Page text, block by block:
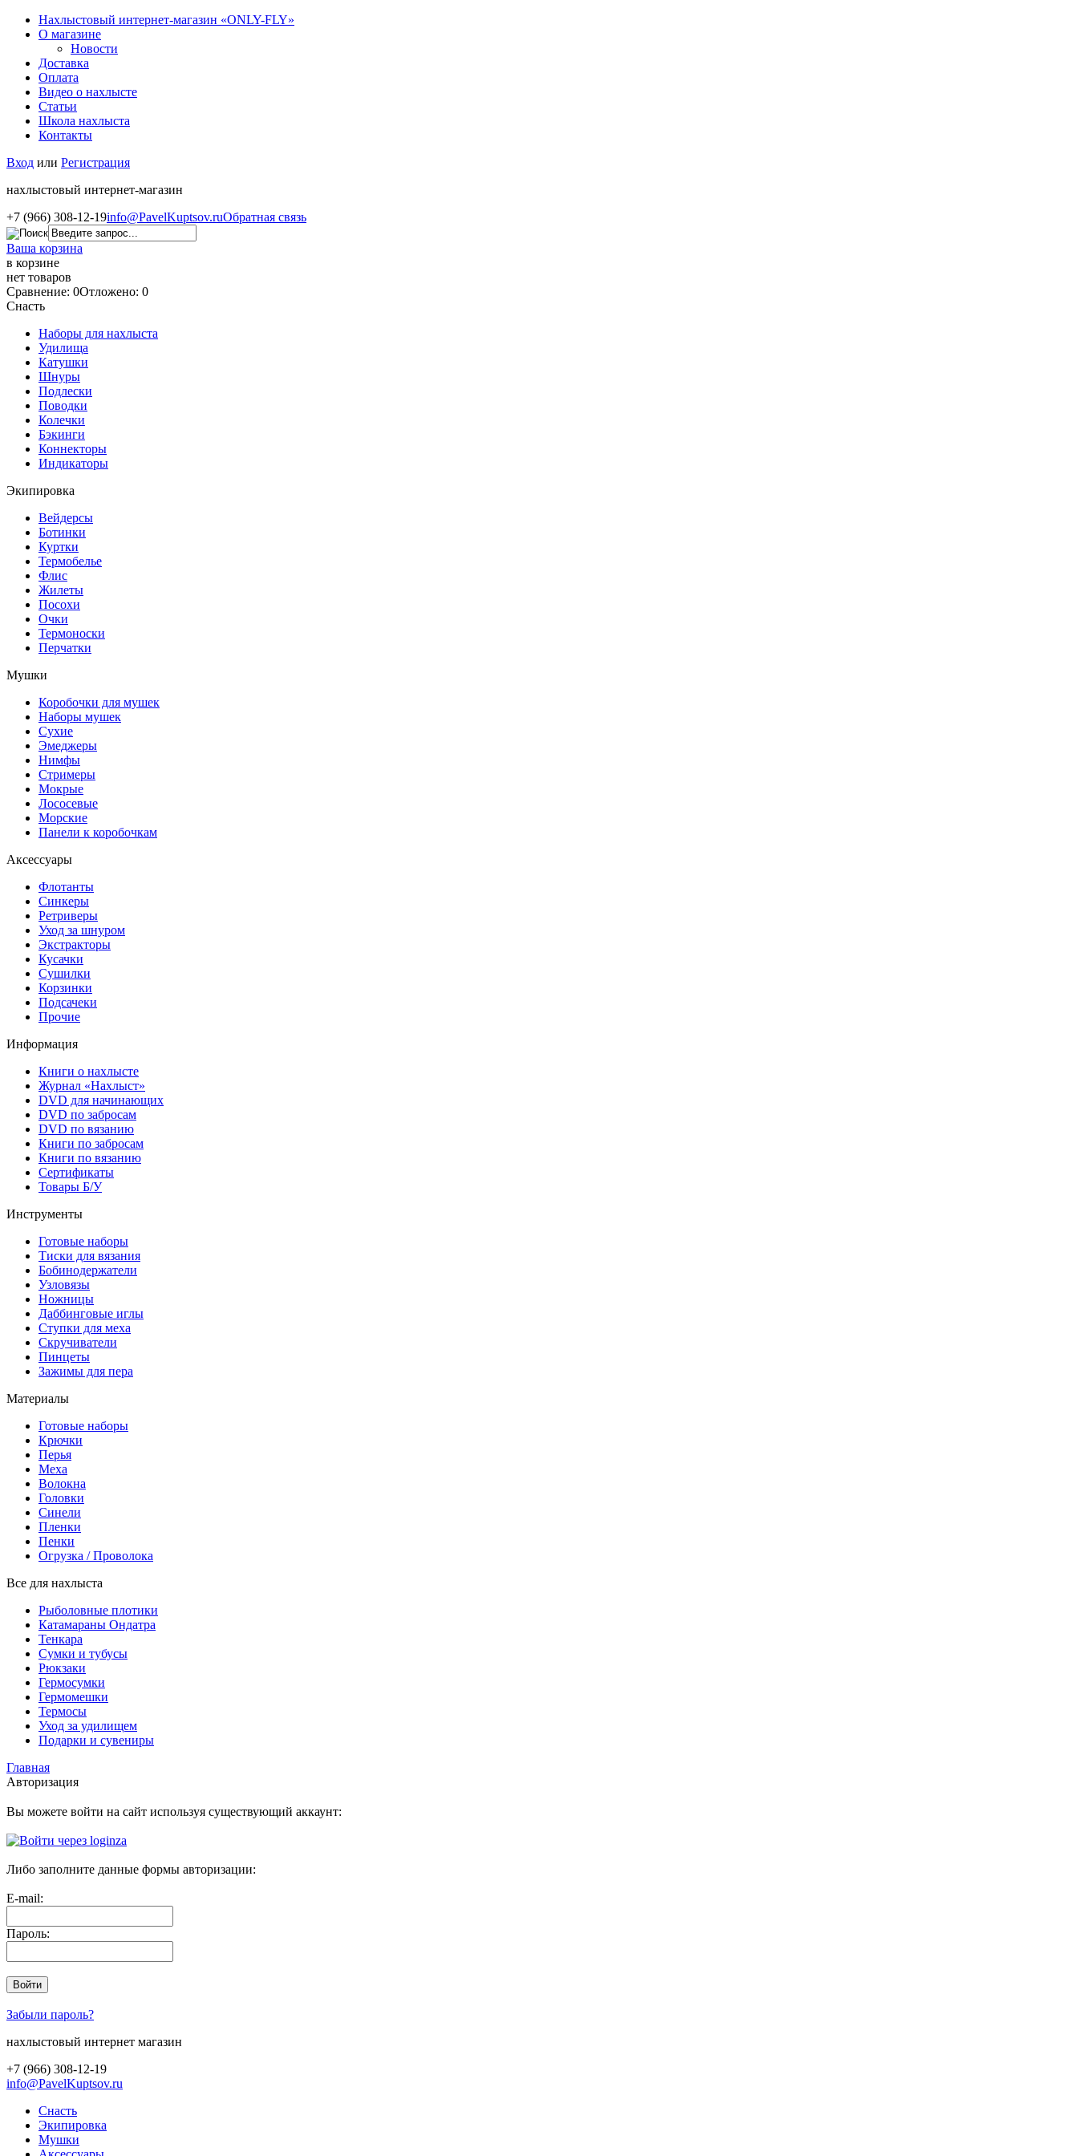
Нахлыстовый интернет-магазин «ONLY-FLY»
О магазине
Новости
Доставка
Оплата
Видео о нахлысте
Статьи
Школа нахлыста
Контакты
Вход или Регистрация
нахлыстовый интернет-магазин
+7 (966) 308-12-19info@PavelKuptsov.ruОбратная связь
Ваша корзина
в корзине
нет товаров
Сравнение: 0Отложено: 0
Снасть
Наборы для нахлыста
Удилища
Катушки
Шнуры
Подлески
Поводки
Колечки
Бэкинги
Коннекторы
Индикаторы
Экипировка
Вейдерсы
Ботинки
Куртки
Термобелье
Флис
Жилеты
Посохи
Очки
Термоноски
Перчатки
Мушки
Коробочки для мушек
Наборы мушек
Сухие
Эмеджеры
Нимфы
Стримеры
Мокрые
Лососевые
Морские
Панели к коробочкам
Аксессуары
Флотанты
Синкеры
Ретриверы
Уход за шнуром
Экстракторы
Кусачки
Сушилки
Корзинки
Подсачеки
Прочие
Информация
Книги о нахлысте
Журнал «Нахлыст»
DVD для начинающих
DVD по забросам
DVD по вязанию
Книги по забросам
Книги по вязанию
Cертификаты
Товары Б/У
Инструменты
Готовые наборы
Тиски для вязания
Бобинодержатели
Узловязы
Ножницы
Даббинговые иглы
Ступки для меха
Скручиватели
Пинцеты
Зажимы для пера
Материалы
Готовые наборы
Крючки
Перья
Меха
Волокна
Головки
Синели
Пленки
Пенки
Огрузка / Проволока
Все для нахлыста
Рыболовные плотики
Катамараны Ондатра
Тенкара
Сумки и тубусы
Рюкзаки
Гермосумки
Гермомешки
Термосы
Уход за удилищем
Подарки и сувениры
Главная
Авторизация
Вы можете войти на сайт используя существующий аккаунт:
Либо заполните данные формы авторизации:
E-mail:
Пароль:
Забыли пароль?
нахлыстовый интернет магазин
+7 (966) 308-12-19
info@PavelKuptsov.ru
Снасть
Экипировка
Мушки